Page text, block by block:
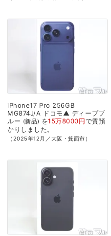
iPhone17 Pro 256GB
MG874J/A ドコモ▲ ディープブ
ルー
新品 を15万8000円で質預
かり しました。
（2025年12月／大阪・箕面市）